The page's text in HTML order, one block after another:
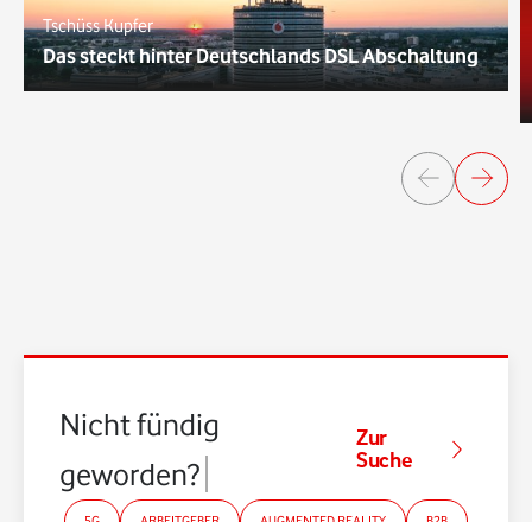
Tschüss Kupfer
Das steckt hinter Deutschlands DSL Abschaltung
Nicht fündig
geworden?
Zur
Suche